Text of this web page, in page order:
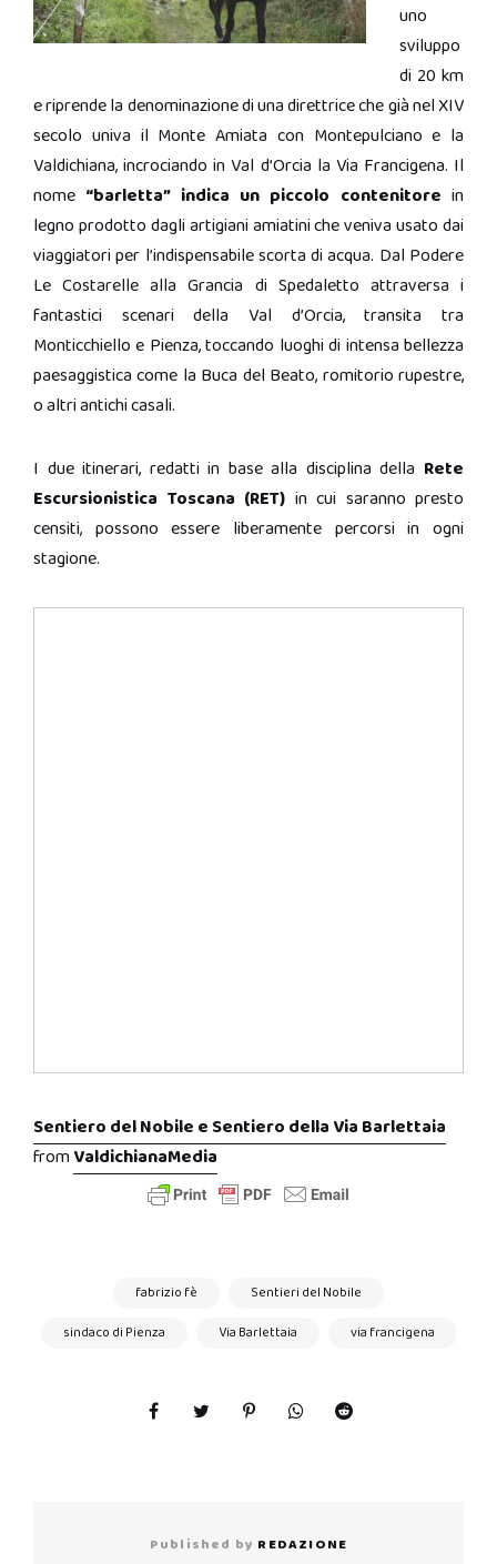
uno
sviluppo
di 20 km
e riprende la denominazione di una direttrice che già nel XIV
secolo univa il Monte Amiata con Montepulciano e la
Valdichiana, incrociando in Val d’Orcia la Via Francigena. Il
nome “barletta” indica un piccolo contenitore in
legno prodotto dagli artigiani amiatini che veniva usato dai
viaggiatori per l’indispensabile scorta di acqua. Dal Podere
Le Costarelle alla Grancia di Spedaletto attraversa i
fantastici scenari della Val d’Orcia, transita tra
Monticchiello e Pienza, toccando luoghi di intensa bellezza
paesaggistica come la Buca del Beato, romitorio rupestre,
o altri antichi casali.
I due itinerari, redatti in base alla disciplina della Rete
Escursionistica Toscana (RET) in cui saranno presto
censiti, possono essere liberamente percorsi in ogni
stagione.
Sentiero del Nobile e Sentiero della Via Barlettaia
fromValdichianaMedia
fabrizio fè
Sentieri del Nobile
sindaco di Pienza
Via Barlettaia via francigena
Published by REDAZIONE